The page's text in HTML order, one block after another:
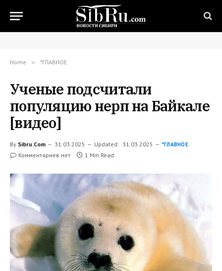
Home » *ГЛАВНОЕ
Ученые подсчитали
популяцию нерп на Байкале
[видео]
By Sibru.Com 31.03.2025 Updated: 31.03.2025 *ГЛАВНОЕ
Комментариев нет 1 Min Read